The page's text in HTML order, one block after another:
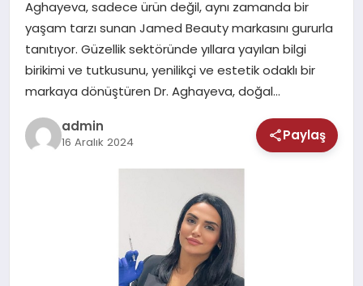
SAĞLIK
TEKNOLOJI
Aghayeva, sadece ürün değil, aynı zamanda bir
yaşam tarzı sunan Jamed Beauty markasını gururla
tanıtıyor. Güzellik sektöründe yıllara yayılan bilgi
birikimi ve tutkusunu, yenilikçi ve estetik odaklı bir
markaya dönüştüren Dr. Aghayeva, doğal…
admin
16 Aralık 2024 Paylaş